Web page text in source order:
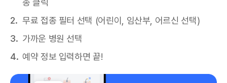
종 클릭
무료 접종 필터 선택 (어린이, 임산부, 어르신 선택)
가까운 병원 선택
예약 정보 입력하면 끝!